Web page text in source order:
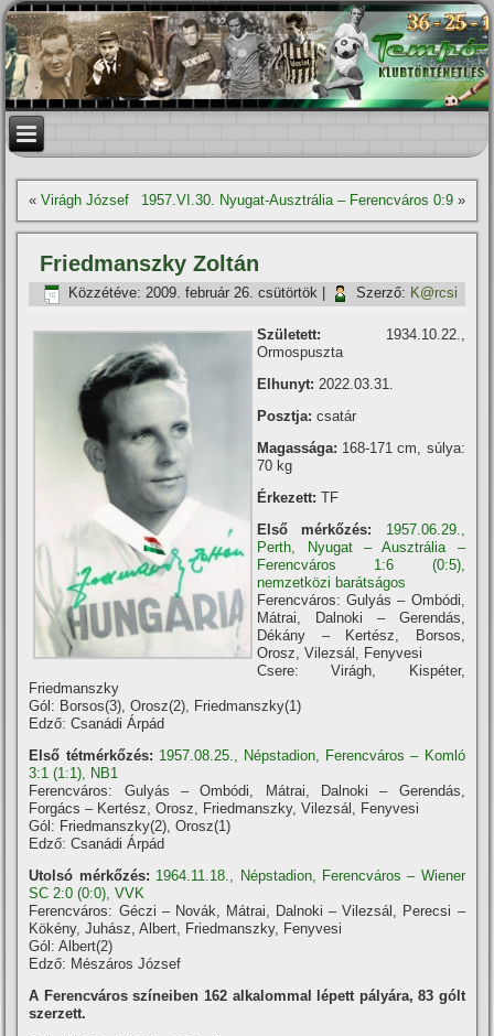
«Virágh József 1957.VI.30. Nyugat-Ausztrália – Ferencváros 0:9»
Friedmanszky Zoltán
Közzétéve: 2009. február 26. csütörtök Szerző: K@rcsi
Született: 1934.10.22.,
Ormospuszta
Elhunyt: 2022.03.31.
Posztja: csatár
Magassága: 168-171 cm, súlya:
70 kg
Érkezett: TF
Első mérkőzés:
1957.06.29.,
Perth, Nyugat – Ausztrália –
Ferencváros 1:6 (0:5),
nemzetközi barátságos
Ferencváros: Gulyás – Ombódi,
Mátrai, Dalnoki – Gerendás,
Dékány – Kertész, Borsos,
Orosz, Vilezsál, Fenyvesi
Csere: Virágh, Kispéter,
Friedmanszky
Gól: Borsos(3), Orosz(2), Friedmanszky(1)
Edző: Csanádi Árpád
Első tétmérkőzés: 1957.08.25., Népstadion, Ferencváros – Komló
3:1 (1:1), NB1
Ferencváros: Gulyás – Ombódi, Mátrai, Dalnoki – Gerendás,
Forgács – Kertész, Orosz, Friedmanszky, Vilezsál, Fenyvesi
Gól: Friedmanszky(2), Orosz(1)
Edző: Csanádi Árpád
Utolsó mérkőzés: 1964.11.18., Népstadion, Ferencváros – Wiener
SC 2:0 (0:0), VVK
Ferencváros: Géczi – Novák, Mátrai, Dalnoki – Vilezsál, Perecsi –
Kökény, Juhász, Albert, Friedmanszky, Fenyvesi
Gól: Albert(2)
Edző: Mészáros József
A Ferencváros szí­neiben 162 alkalommal lépett pályára, 83 gólt
szerzett.